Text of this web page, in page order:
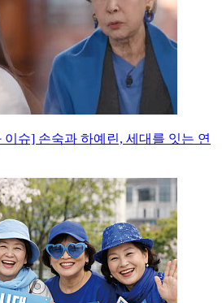
이슈] 손숙과 하예린, 세대를 잇는 연